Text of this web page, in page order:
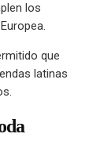
los
que
latinas